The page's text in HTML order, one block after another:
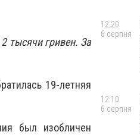
тысячи гривен. За
19-летняя
был изобличен
12:20
6 серпня
12:10
6 серпня